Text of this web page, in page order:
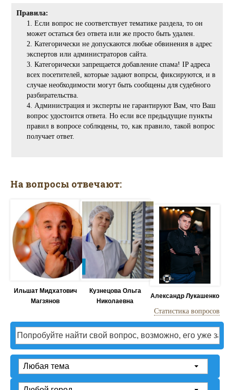
Правила:
Если вопрос не соответствует тематике раздела, то он
может остаться без ответа или же просто быть удален.
Категорически не допускаются любые обвинения в адрес
экспертов или администраторов сайта.
Категорически запрещается добавление спама! IP адреса
всех посетителей, которые задают вопрсы, фиксируются, и в
случае необходимости могут быть сообщены для судебного
разбирательства.
Администрация и эксперты не гарантируют Вам, что Ваш
вопрос удостоится ответа. Но если все предыдущие пункты
правил в вопросе соблюдены, то, как правило, такой вопрос
получает ответ.
На вопросы отвечают:
Ильшат Мидхатович
Магзянов
Кузнецова Ольга
Николаевна
Александр Лукашенко
Статистика вопросов